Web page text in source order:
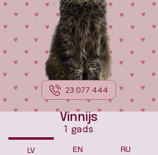
LV EN RU
23 077 444
Vinnijs
1 gads